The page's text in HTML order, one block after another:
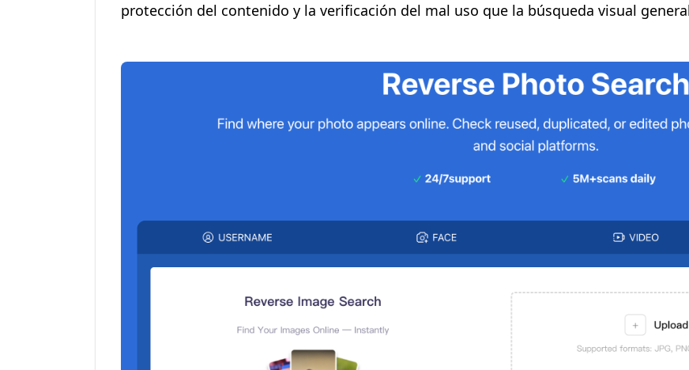
protección del contenido y la verificación del mal uso que la búsqueda visual